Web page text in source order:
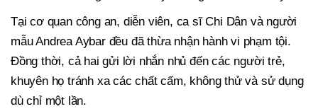
Tại cơ quan công an, diễn viên, ca sĩ Chi Dân và người
mẫu Andrea Aybar đều đã thừa nhận hành vi phạm tội.
Đồng thời, cả hai gửi lời nhắn nhủ đến các người trẻ,
khuyên họ tránh xa các chất cấm, không thử và sử dụng
dù chỉ một lần.